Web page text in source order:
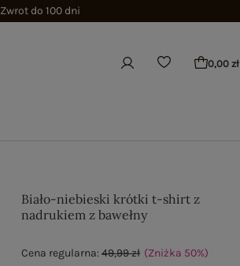
Zwrot do 100 dni
0,00 zł
Biało-niebieski krótki t-shirt z
nadrukiem z bawełny
Cena regularna:49,99 zł (Zniżka 50%)